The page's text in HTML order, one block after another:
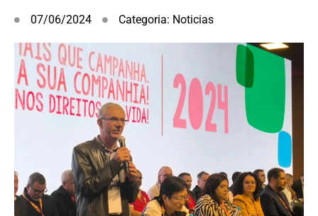
07/06/2024 Categoria: Noticias